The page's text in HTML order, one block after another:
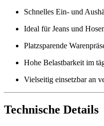
Schnelles Ein- und
Ideal für Jeans und
Platzsparende
Hohe Belastbarkeit im
Vielseitig einsetzbar an
Technische Details